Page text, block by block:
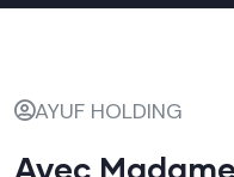
AYUF HOLDING
Avec